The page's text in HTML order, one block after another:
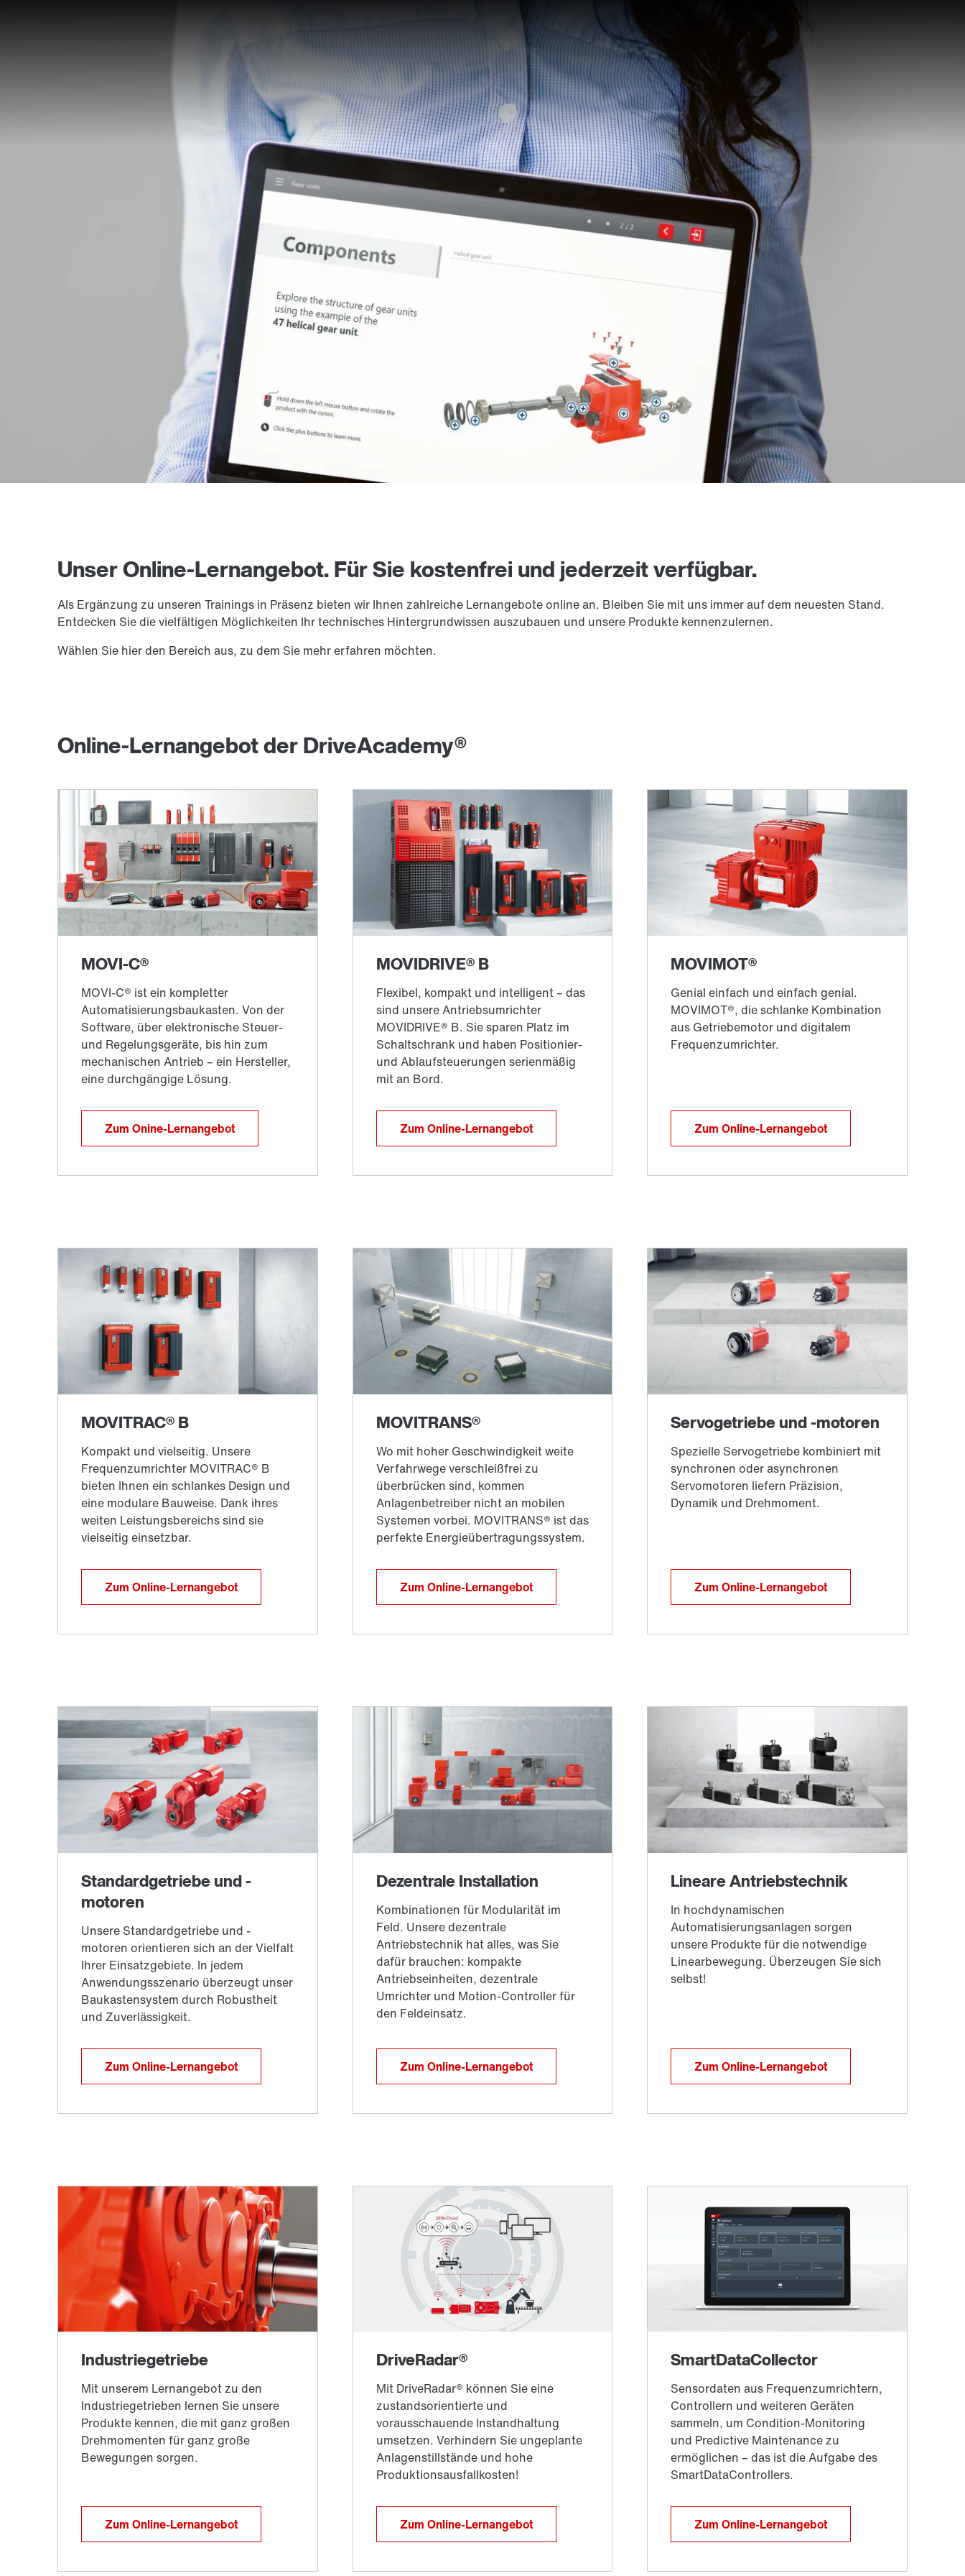
Unser Online-Lernangebot. Für Sie kostenfrei und jederzeit verfügbar.
Als Ergänzung zu unseren Trainings in Präsenz bieten wir Ihnen zahlreiche Lernangebote online an. Bleiben Sie mit uns immer auf dem neuesten Stand.
Entdecken Sie die vielfältigen Möglichkeiten Ihr technisches Hintergrundwissen auszubauen und unsere Produkte kennenzulernen.
Wählen Sie hier den Bereich aus, zu dem Sie mehr erfahren möchten.
Online-Lernangebot der DriveAcademy®
Zum Onine-Lernangebot Zum Online-Lernangebot Zum Online-Lernangebot
Zum Online-Lernangebot Zum Online-Lernangebot Zum Online-Lernangebot
Zum Online-Lernangebot Zum Online-Lernangebot Zum Online-Lernangebot
Zum Online-Lernangebot Zum Online-Lernangebot Zum Online-Lernangebot